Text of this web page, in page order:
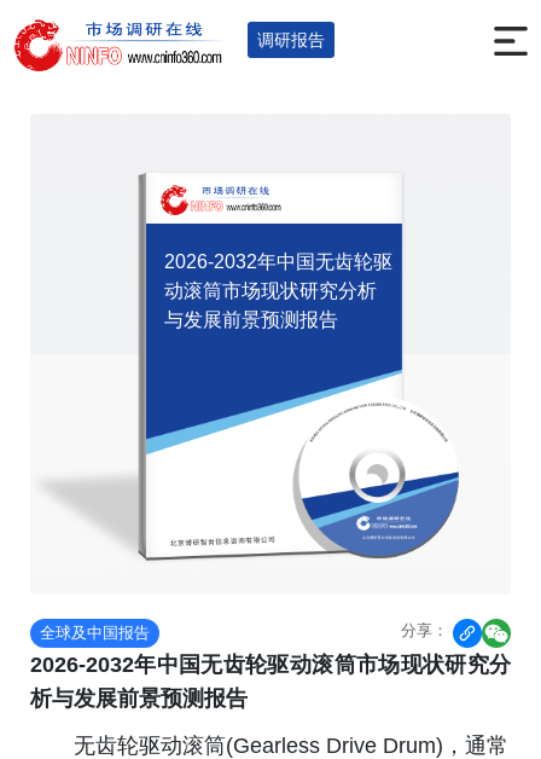
调研报告
您的位置：首页>调研报告 >全球及中国报告
2026-2032年中国无齿轮驱
动滚筒市场现状研究分析
与发展前景预测报告
全球及中国报告 分享：  
2026-2032年中国无齿轮驱动滚筒市场现状研究分
析与发展前景预测报告
无齿轮驱动滚筒(Gearless Drive Drum)，通常